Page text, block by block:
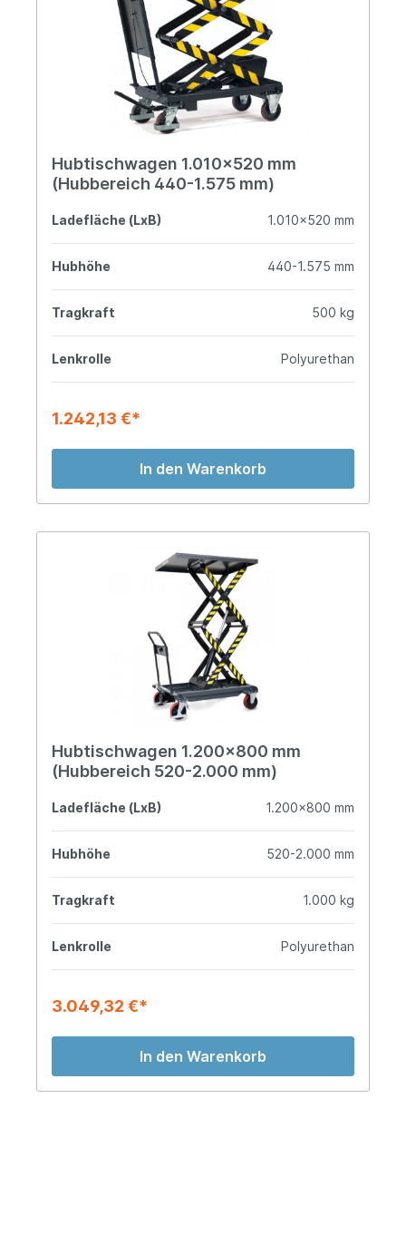
Hubtischwagen 1.010x520 mm
(Hubbereich 440-1.575 mm)
Ladefläche (LxB) 1.010x520 mm
Hubhöhe 440-1.575 mm
Tragkraft 500 kg
Lenkrolle Polyurethan
1.242,13 €*
In den Warenkorb
Hubtischwagen 1.200x800 mm
(Hubbereich 520-2.000 mm)
Ladefläche (LxB) 1.200x800 mm
Hubhöhe 520-2.000 mm
Tragkraft 1.000 kg
Lenkrolle Polyurethan
3.049,32 €*
In den Warenkorb